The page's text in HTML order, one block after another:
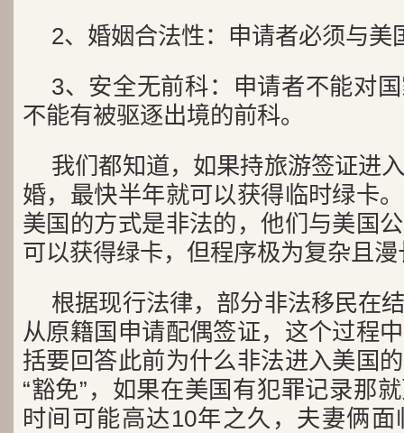
2、婚姻合法性：申请者必须与美
3、安全无前科：申请者不能对
不能有被驱逐出境的前科。
我们都知道，如果持旅游签证进
婚，最快半年就可以获得临时绿卡
美国的方式是非法的，他们与美国
可以获得绿卡，但程序极为复杂且漫
根据现行法律，部分非法移民在
从原籍国申请配偶签证，这个过程
括要回答此前为什么非法进入美国
“豁免”，如果在美国有犯罪记录那
时间可能高达10年之久，夫妻俩